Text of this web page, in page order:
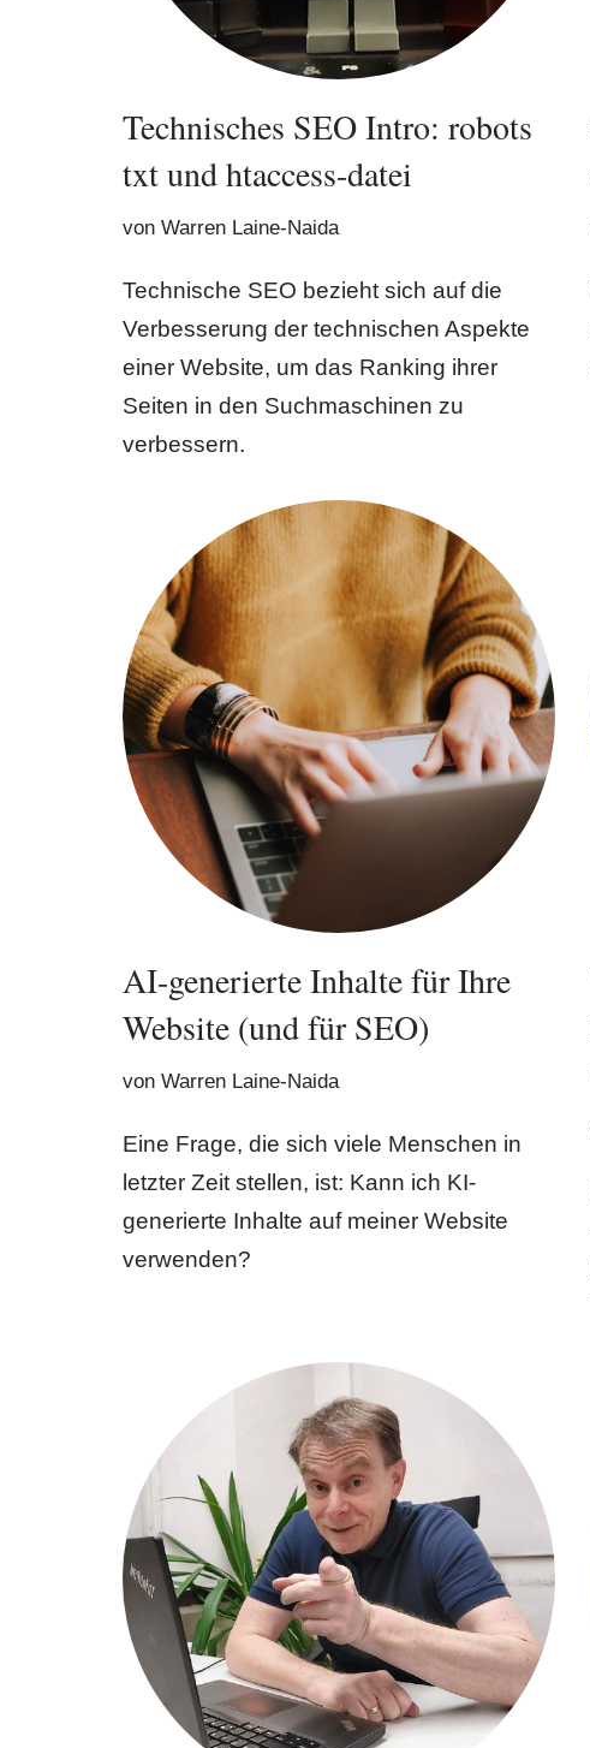
Technisches SEO Intro: robots
txt und htaccess-datei
von Warren Laine-Naida
Technische SEO bezieht sich auf die
Verbesserung der technischen Aspekte
einer Website, um das Ranking ihrer
Seiten in den Suchmaschinen zu
verbessern.
AI-generierte Inhalte für Ihre
Website (und für SEO)
von Warren Laine-Naida
Eine Frage, die sich viele Menschen in
letzter Zeit stellen, ist: Kann ich KI-
generierte Inhalte auf meiner Website
verwenden?